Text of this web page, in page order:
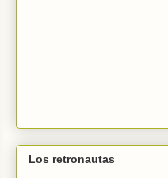
Los retronautas